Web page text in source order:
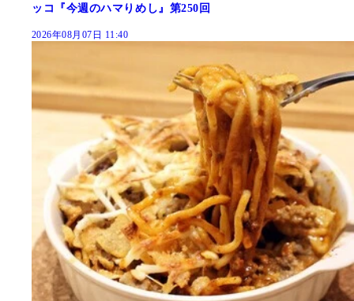
ッコ『今週のハマりめし』第250回
2026年08月07日 11:40